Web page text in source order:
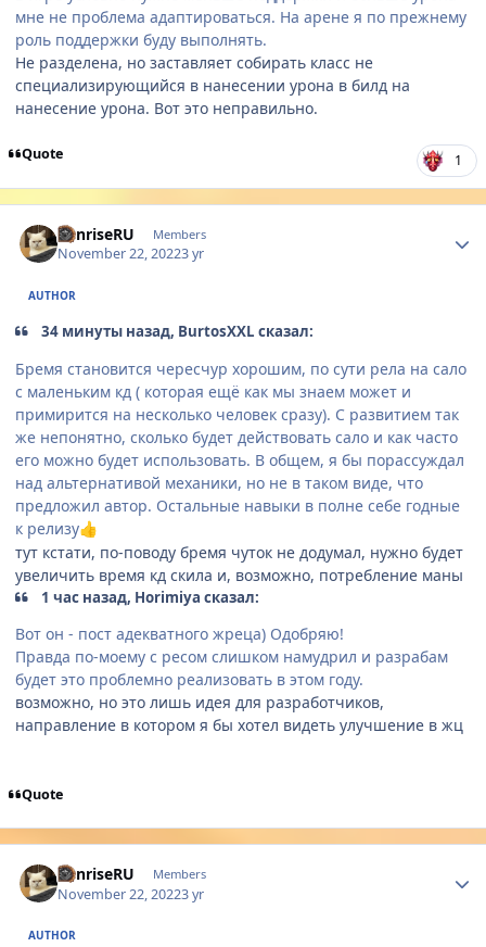
мне не проблема адаптироваться. На арене я по прежнему
роль поддержки буду выполнять.
Не разделена, но заставляет собирать класс не
специализирующийся в нанесении урона в билд на
нанесение урона. Вот это неправильно.
Quote 1
SunriseRU Members
November 22, 20223 yr
AUTHOR
34 минуты назад, BurtosXXL сказал:
Бремя становится чересчур хорошим, по сути рела на сало
с маленьким кд ( которая ещё как мы знаем может и
примирится на несколько человек сразу). С развитием так
же непонятно, сколько будет действовать сало и как часто
его можно будет использовать. В общем, я бы порассуждал
над альтернативой механики, но не в таком виде, что
предложил автор. Остальные навыки в полне себе годные
к релизу👍
тут кстати, по-поводу бремя чуток не додумал, нужно будет
увеличить время кд скила и, возможно, потребление маны
1 час назад, Horimiya сказал:
Вот он - пост адекватного жреца) Одобряю!
Правда по-моему с ресом слишком намудрил и разрабам
будет это проблемно реализовать в этом году.
возможно, но это лишь идея для разработчиков,
направление в котором я бы хотел видеть улучшение в жц
Quote
SunriseRU Members
November 22, 20223 yr
AUTHOR